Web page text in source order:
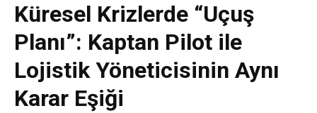
Küresel Krizlerde “Uçuş
Planı”: Kaptan Pilot ile
Lojistik Yöneticisinin Aynı
Karar Eşiği